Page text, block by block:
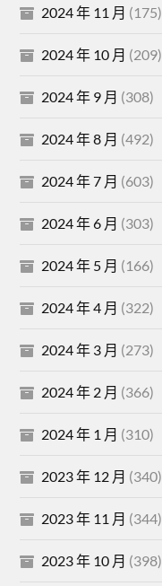
2024 年 11 月 (175)
2024 年 10 月 (209)
2024 年 9 月 (308)
2024 年 8 月 (492)
2024 年 7 月 (603)
2024 年 6 月 (303)
2024 年 5 月 (166)
2024 年 4 月 (322)
2024 年 3 月 (273)
2024 年 2 月 (366)
2024 年 1 月 (310)
2023 年 12 月 (340)
2023 年 11 月 (344)
2023 年 10 月 (398)